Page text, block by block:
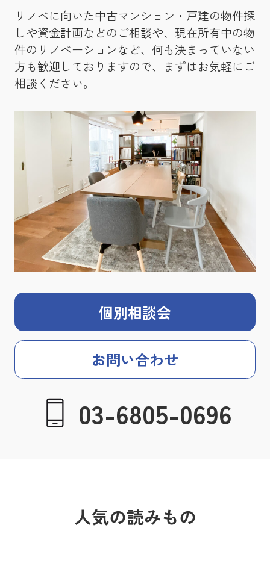
リノベに向いた中古マンション・戸建の物件探
しや資金計画などのご相談や、現在所有中の物
件のリノベーションなど、何も決まっていない
方も歓迎しておりますので、まずはお気軽にご
相談ください。
個別相談会
お問い合わせ
03-6805-0696
人気の読みもの